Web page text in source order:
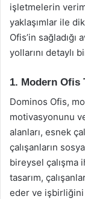
işletmelerin
yaklaşımlar ile
Ofis’in sağladığı
yollarını detaylı
1. Modern Ofis
Dominos Ofis,
motivasyonunu
alanları, esnek
çalışanların
bireysel çalışma
tasarım,
eder ve işbirliğini